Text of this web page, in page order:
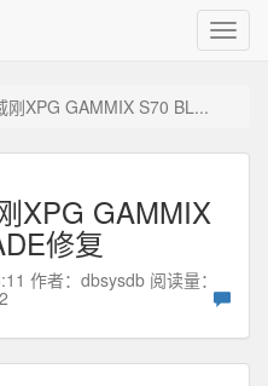
刚XPG GAMMIX S70 BL...
XPG GAMMIX
修复
作者： dbsysdb阅读量：